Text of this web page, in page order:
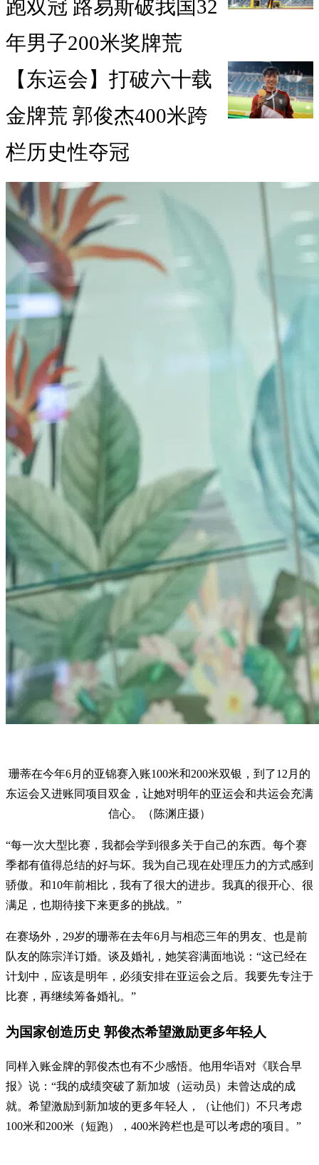
跑双冠 路易斯破我国32
年男子200米奖牌荒
【东运会】打破六十载
金牌荒 郭俊杰400米跨
栏历史性夺冠
珊蒂在今年6月的亚锦赛入账100米和200米双银，到了12月的
东运会又进账同项目双金，让她对明年的亚运会和共运会充满
信心。（陈渊庄摄）
“每一次大型比赛，我都会学到很多关于自己的东西。每个赛
季都有值得总结的好与坏。我为自己现在处理压力的方式感到
骄傲。和10年前相比，我有了很大的进步。我真的很开心、很
满足，也期待接下来更多的挑战。”
在赛场外，29岁的珊蒂在去年6月与相恋三年的男友、也是前
队友的陈宗洋订婚。谈及婚礼，她笑容满面地说：“这已经在
计划中，应该是明年，必须安排在亚运会之后。我要先专注于
比赛，再继续筹备婚礼。”
为国家创造历史 郭俊杰希望激励更多年轻人
同样入账金牌的郭俊杰也有不少感悟。他用华语对《联合早
报》说：“我的成绩突破了新加坡（运动员）未曾达成的成
就。希望激励到新加坡的更多年轻人，（让他们）不只考虑
100米和200米（短跑），400米跨栏也是可以考虑的项目。”